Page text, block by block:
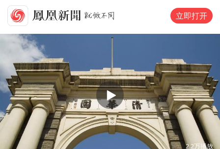
立即打开
00:00 02:27
2.2万播放